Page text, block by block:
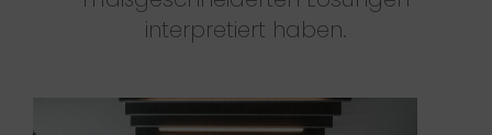
interpretiert haben.